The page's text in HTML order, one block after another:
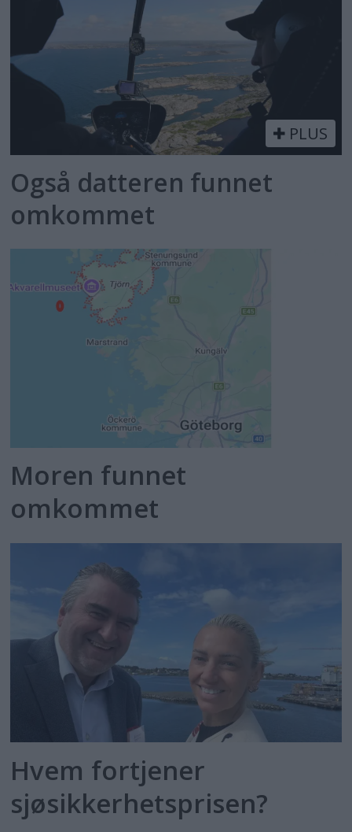
PLUS
Også datteren funnet
omkommet
Moren funnet
omkommet
Hvem fortjener
sjøsikkerhetsprisen?